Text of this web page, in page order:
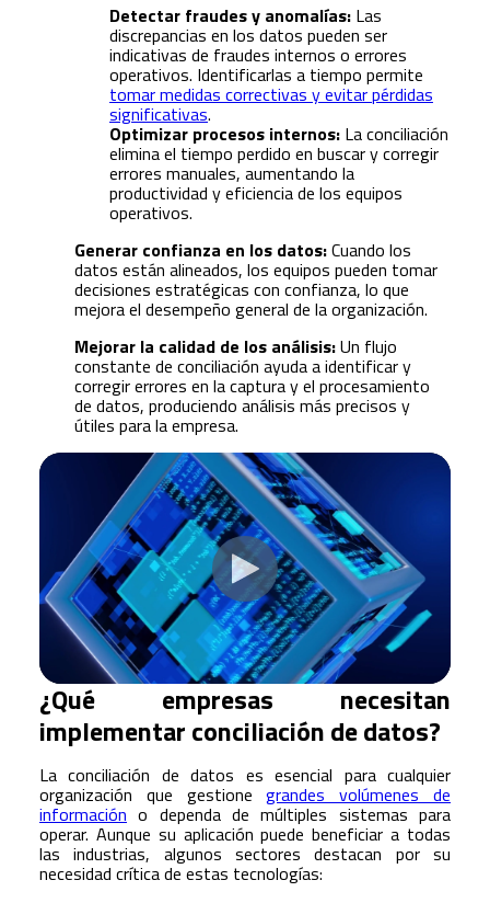
Detectar fraudes y anomalías: Las
discrepancias en los datos pueden ser
indicativas de fraudes internos o errores
operativos. Identificarlas a tiempo permite
tomar medidas correctivas y evitar pérdidas
significativas.
Optimizar procesos internos: La conciliación
elimina el tiempo perdido en buscar y corregir
errores manuales, aumentando la
productividad y eficiencia de los equipos
operativos.
Generar confianza en los datos:Cuando los
datos están alineados, los equipos pueden tomar
decisiones estratégicas con confianza, lo que
mejora el desempeño general de la organización.
Mejorar la calidad de los análisis:Un flujo
constante de conciliación ayuda a identificar y
corregir errores en la captura y el procesamiento
de datos, produciendo análisis más precisos y
útiles para la empresa.
¿Qué empresas necesitan
implementar conciliación de datos?
La conciliación de datos es esencial para cualquier
organización que gestionegrandes volúmenes de
información o dependa de múltiples sistemas para
operar. Aunque su aplicación puede beneficiar a todas
las industrias, algunos sectores destacan por su
necesidad crítica de estas tecnologías: